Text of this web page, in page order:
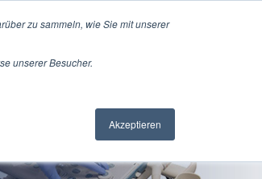
zu sammeln, wie Sie mit unserer
unserer Besucher.
Akzeptieren
Jobs